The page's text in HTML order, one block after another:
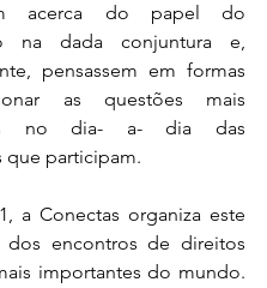
acerca do papel do
na dada conjuntura e,
pensassem em formas
as questões mais
no dia- a- dia das
que participam.
a Conectas organiza este
encontros de direitos
importantes do mundo.